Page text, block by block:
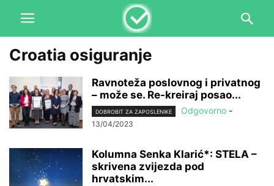
Croatia osiguranje
Ravnoteža poslovnog i privatnog
– može se. Re-kreiraj posao...
DOBROBIT ZA ZAPOSLENIKE Odgovorno -
13/04/2023
Kolumna Senka Klarić*: STELA –
skrivena zvijezda pod
hrvatskim...